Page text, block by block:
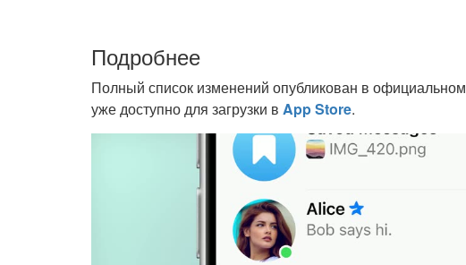
Подробнее
Полный список изменений опубликован в официальном
уже доступно для загрузки в App Store.